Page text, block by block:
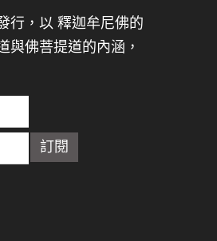
行，以 釋迦牟尼佛的
與佛菩提道的內涵，